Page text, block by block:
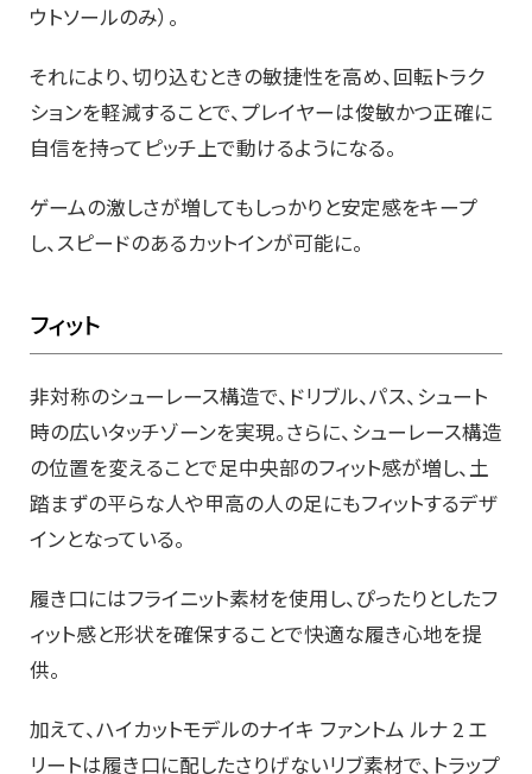
ウトソールのみ）。
それにより、切り込むときの敏捷性を高め、回転トラク
ションを軽減することで、プレイヤーは俊敏かつ正確に
自信を持ってピッチ上で動けるようになる。
ゲームの激しさが増してもしっかりと安定感をキープ
し、スピードのあるカットインが可能に。
フィット
非対称のシューレース構造で、ドリブル、パス、シュート
時の広いタッチゾーンを実現。さらに、シューレース構造
の位置を変えることで足中央部のフィット感が増し、土
踏まずの平らな人や甲高の人の足にもフィットするデザ
インとなっている。
履き口にはフライニット素材を使用し、ぴったりとしたフ
ィット感と形状を確保することで快適な履き心地を提
供。
加えて、ハイカットモデルのナイキ ファントム ルナ 2 エ
リートは履き口に配したさりげないリブ素材で、トラップ